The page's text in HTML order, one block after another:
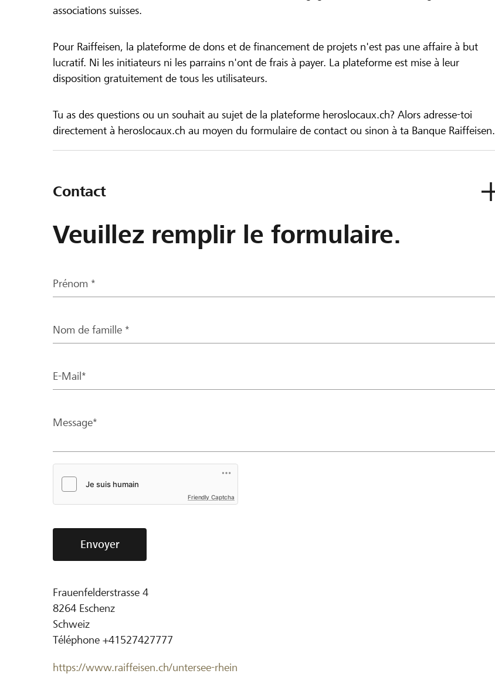
associations suisses.
Pour Raiffeisen, la plateforme de dons et de financement de projets n'est pas une affaire à but
lucratif. Ni les initiateurs ni les parrains n'ont de frais à payer. La plateforme est mise à leur
disposition gratuitement de tous les utilisateurs.
Tu as des questions ou un souhait au sujet de la plateforme heroslocaux.ch? Alors adresse-toi
directement à heroslocaux.ch au moyen du formulaire de contact ou sinon à ta Banque Raiffeisen.
Contact
Veuillez remplir le formulaire.
Prénom *
Nom de famille *
E-Mail*
Message*
Friendly Captcha
Envoyer
Frauenfelderstrasse 4
8264 Eschenz
Schweiz
Téléphone +41527427777
https://www.raiffeisen.ch/untersee-rhein